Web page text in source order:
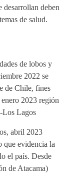
desarrollan deben
de salud.
de lobos y
2022 se
de Chile, fines
2023 región
Los Lagos
abril 2023
que evidencia la
el país. Desde
de Atacama)